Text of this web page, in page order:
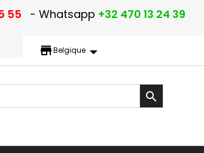
55 - Whatsapp +32 470 13 24 39
storefront
Belgique
